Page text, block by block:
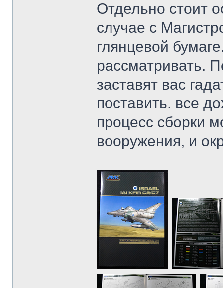
Отдельно стоит
случае с
глянцевой
рассматривать.
заставят вас
поставить. все
процесс сборки
вооружения, и